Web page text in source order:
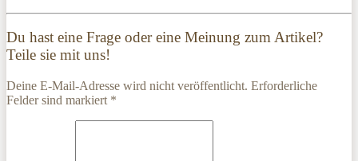
Du hast eine Frage oder eine Meinung zum Artikel?
Teile sie mit uns!
Deine E-Mail-Adresse wird nicht veröffentlicht. Erforderliche
Felder sind markiert *